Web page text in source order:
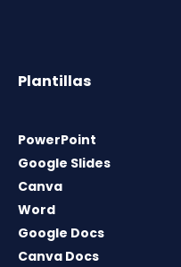
Plantillas
PowerPoint
Google Slides
Canva
Word
Google Docs
Canva Docs